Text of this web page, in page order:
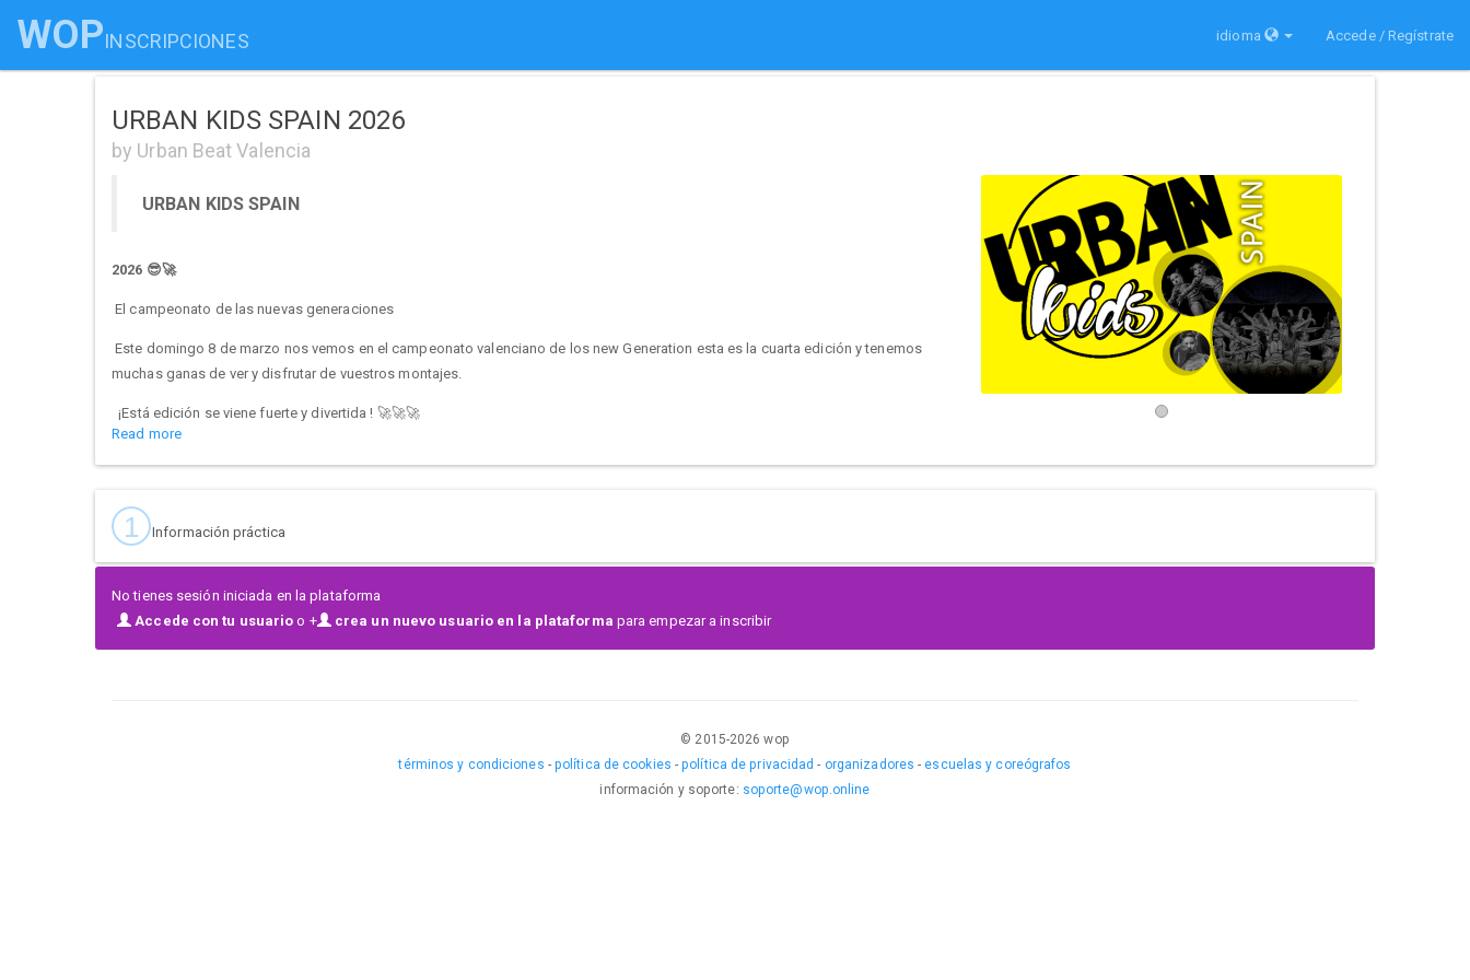
WOPINSCRIPCIONES idioma Accede / Regístrate
URBAN KIDS SPAIN 2026
by Urban Beat Valencia
URBAN KIDS SPAIN
2026 😎🚀
El campeonato de las nuevas generaciones
Este domingo 8 de marzo nos vemos en el campeonato valenciano de los new Generation esta es la cuarta edición y tenemos
muchas ganas de ver y disfrutar de vuestros montajes.
¡Está edición se viene fuerte y divertida ! 🚀🚀🚀
Read more
1 Información práctica
No tienes sesión iniciada en la plataforma
Accede con tu usuario o + crea un nuevo usuario en la plataforma para empezar a inscribir
© 2015-2026 wop
términos y condiciones - política de cookies -política de privacidad - organizadores - escuelas y coreógrafos
información y soporte: soporte@wop.online